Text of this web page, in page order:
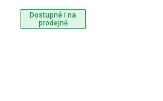
Dostupné i na
prodejně